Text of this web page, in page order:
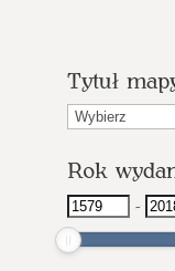
Tytuł
T
t
u
ł
m
Rok
-